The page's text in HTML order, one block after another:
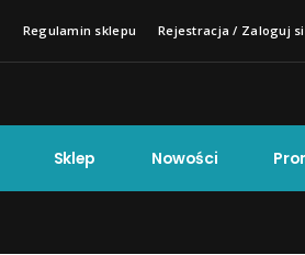
Regulamin sklepu Rejestracja / Zaloguj
Sklep Nowości